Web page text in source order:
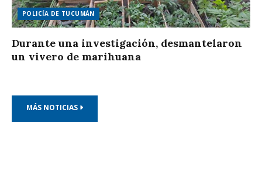
POLICÍA DE TUCUMÁN
Durante una investigación, desmantelaron
un vivero de marihuana
MÁS NOTICIAS